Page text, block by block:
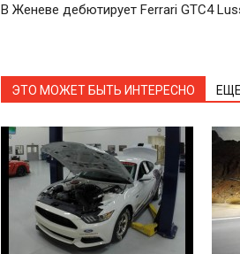
В Женеве дебютирует Ferrari GTC4
ЭТО МОЖЕТ БЫТЬ ИНТЕРЕСНО